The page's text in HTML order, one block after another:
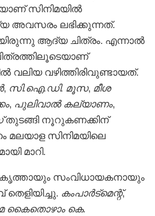
സിനിമയിൽ
അവസരം ലഭിക്കുന്നത്.
ആദ്യ ചിത്രം. എന്നാൽ
വലിയ വഴിത്തിരിവുണ്ടായത്.
, സി.ഐ.ഡി. മൂസ, മീശ
, പുലിവാൽ കല്യാണം,
തുടങ്ങി നൂറുകണക്കിന്
മലയാള സിനിമയിലെ
മാറി.
സംവിധായകനായും
തെളിയിച്ചു. കംപാർട്മെന്റ്,
കൈതൊഴാം കെ.